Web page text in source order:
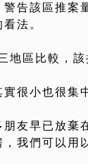
告該區推案
法。
區比較，該
很小也很集
友早已放棄
我們可以用